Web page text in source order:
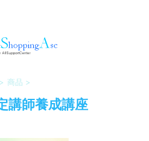
> 商品 >
講師養成講座